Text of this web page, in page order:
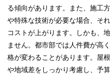
る傾向があります。また、施工
や特殊な技術が必要な場合、そ
コストが上がります。しかも、
ません。都市部では人件費が高
格が変わることがあります。屋
や地域差をしっかり考慮し、予